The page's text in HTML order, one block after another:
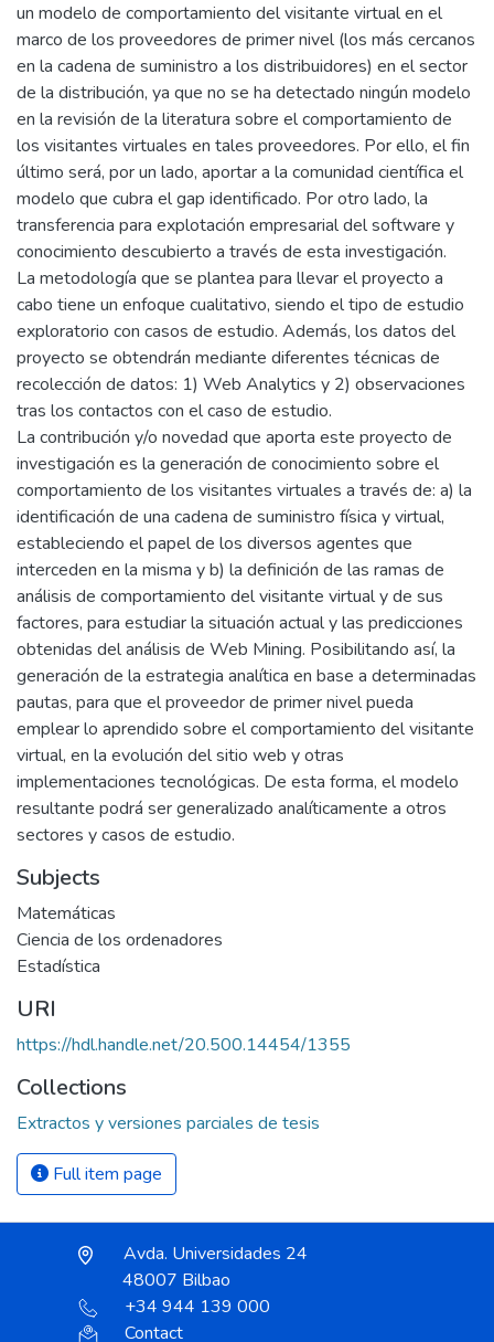
un modelo de comportamiento del visitante virtual en el
marco de los proveedores de primer nivel (los más cercanos
en la cadena de suministro a los distribuidores) en el sector
de la distribución, ya que no se ha detectado ningún modelo
en la revisión de la literatura sobre el comportamiento de
los visitantes virtuales en tales proveedores. Por ello, el fin
último será, por un lado, aportar a la comunidad científica el
modelo que cubra el gap identificado. Por otro lado, la
transferencia para explotación empresarial del software y
conocimiento descubierto a través de esta investigación.
La metodología que se plantea para llevar el proyecto a
cabo tiene un enfoque cualitativo, siendo el tipo de estudio
exploratorio con casos de estudio. Además, los datos del
proyecto se obtendrán mediante diferentes técnicas de
recolección de datos: 1) Web Analytics y 2) observaciones
tras los contactos con el caso de estudio.
La contribución y/o novedad que aporta este proyecto de
investigación es la generación de conocimiento sobre el
comportamiento de los visitantes virtuales a través de: a) la
identificación de una cadena de suministro física y virtual,
estableciendo el papel de los diversos agentes que
interceden en la misma y b) la definición de las ramas de
análisis de comportamiento del visitante virtual y de sus
factores, para estudiar la situación actual y las predicciones
obtenidas del análisis de Web Mining. Posibilitando así, la
generación de la estrategia analítica en base a determinadas
pautas, para que el proveedor de primer nivel pueda
emplear lo aprendido sobre el comportamiento del visitante
virtual, en la evolución del sitio web y otras
implementaciones tecnológicas. De esta forma, el modelo
resultante podrá ser generalizado analíticamente a otros
sectores y casos de estudio.
Subjects
Matemáticas
Ciencia de los ordenadores
Estadística
URI
https://hdl.handle.net/20.500.14454/1355
Collections
Extractos y versiones parciales de tesis
Full item page
Avda. Universidades 24
48007 Bilbao
+34 944 139 000
Contact